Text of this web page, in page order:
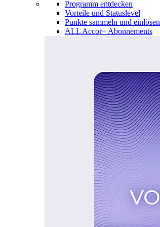
Programm entdecken
Vorteile und Statuslevel
Punkte sammeln und einlösen
ALL Accor+ Abonnements